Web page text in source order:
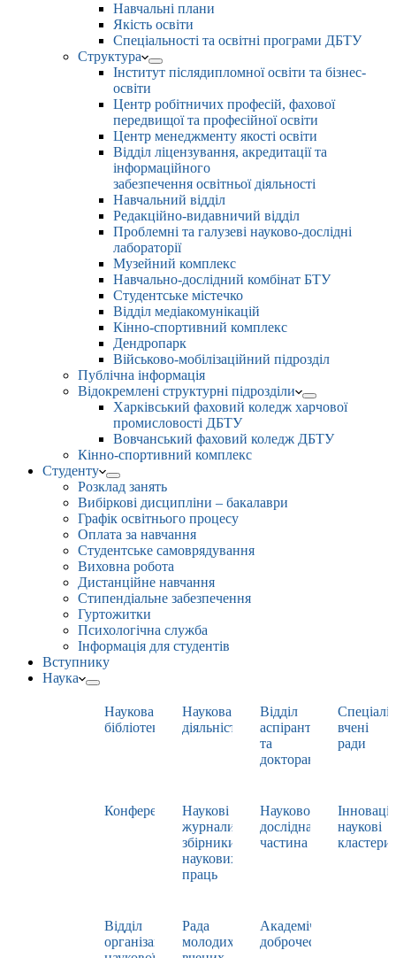
Навчальні плани
Якість освіти
Спеціальності та освітні програми ДБТУ
Структура
Інститут післядипломної освіти та бізнес-
освіти
Центр робітничих професій, фахової
передвищої та професійної освіти
Центр менеджменту якості освіти
Відділ ліцензування, акредитації та
інформаційного
забезпечення освітньої діяльності
Навчальний відділ
Редакційно-видавничий відділ
Проблемні та галузеві науково-дослідні
лабораторії
Музейний комплекс
Навчально-дослідний комбінат БТУ
Студентське містечко
Відділ медіакомунікацій
Кінно-спортивний комплекс
Дендропарк
Військово-мобілізаційний підрозділ
Публічна інформація
Відокремлені структурні підрозділи
Харківський фаховий коледж харчової
промисловості ДБТУ
Вовчанський фаховий коледж ДБТУ
Кінно-спортивний комплекс
Студенту
Розклад занять
Вибіркові дисципліни – бакалаври
Графік освітнього процесу
Оплата за навчання
Студентське самоврядування
Виховна робота
Дистанційне навчання
Стипендіальне забезпечення
Гуртожитки
Психологічна служба
Інформація для студентів
Вступнику
Наука
Наукова
бібліотека
Наукова
діяльність
Відділ
аспірантури
та
докторантури
вчені
ради
Конференції
Наукові
журнали,
збірники
наукових
праць
Науково-
дослідна
частина
наукові
кластери
Відділ
організації
Рада
молодих
Академічна
доброчесність